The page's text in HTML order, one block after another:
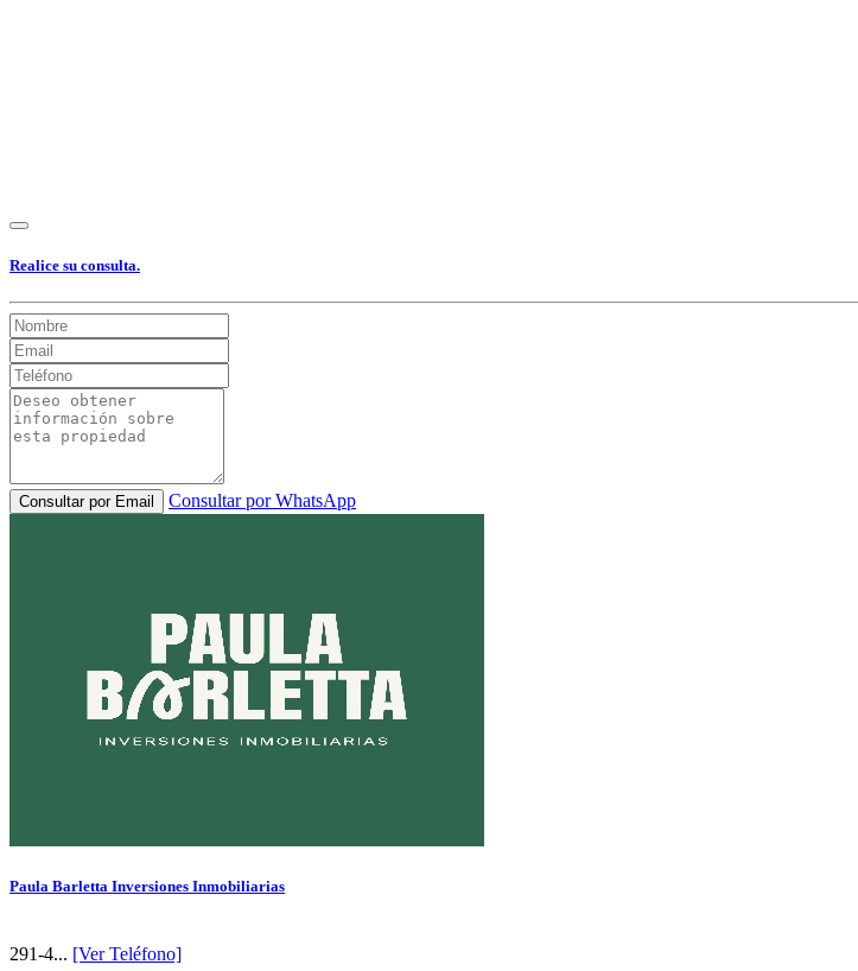
Realice su consulta.
Consultar por Email Consultar por WhatsApp
Paula Barletta Inversiones Inmobiliarias
291-4... [Ver Teléfono]